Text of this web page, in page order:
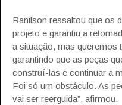
Ranilson ressaltou que os
projeto e garantiu a
a situação, mas queremos
garantindo que as peças
construí-las e continuar a
Foi só um obstáculo. As
vai ser reerguida”, afirmou.